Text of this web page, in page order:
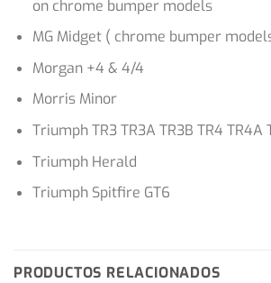
on chrome bumper models
MG Midget ( chrome bumper
Morgan +4 & 4/4
Morris Minor
Triumph TR3 TR3A TR3B TR4 TR4A
Triumph Herald
Triumph Spitfire GT6
PRODUCTOS RELACIONADOS